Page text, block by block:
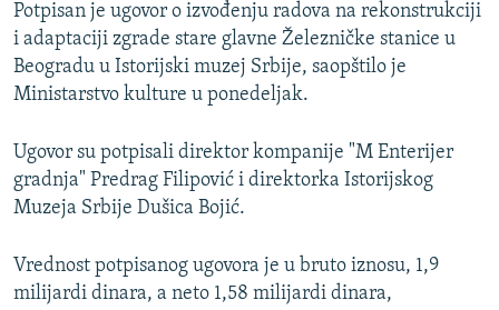
POST SCRIPTUM
MOJA EVROPA
TRI DECENIJE OD RATA U BIH
NASTANAK I RASPAD JUGOSLAVIJE
Potpisan je ugovor o izvođenju radova na rekonstrukciji
i adaptaciji zgrade stare glavne Železničke stanice u
Beogradu u Istorijski muzej Srbije, saopštilo je
Ministarstvo kulture u ponedeljak.
Ugovor su potpisali direktor kompanije "M Enterijer
gradnja" Predrag Filipović i direktorka Istorijskog
Muzeja Srbije Dušica Bojić.
Vrednost potpisanog ugovora je u bruto iznosu, 1,9
milijardi dinara, a neto 1,58 milijardi dinara,